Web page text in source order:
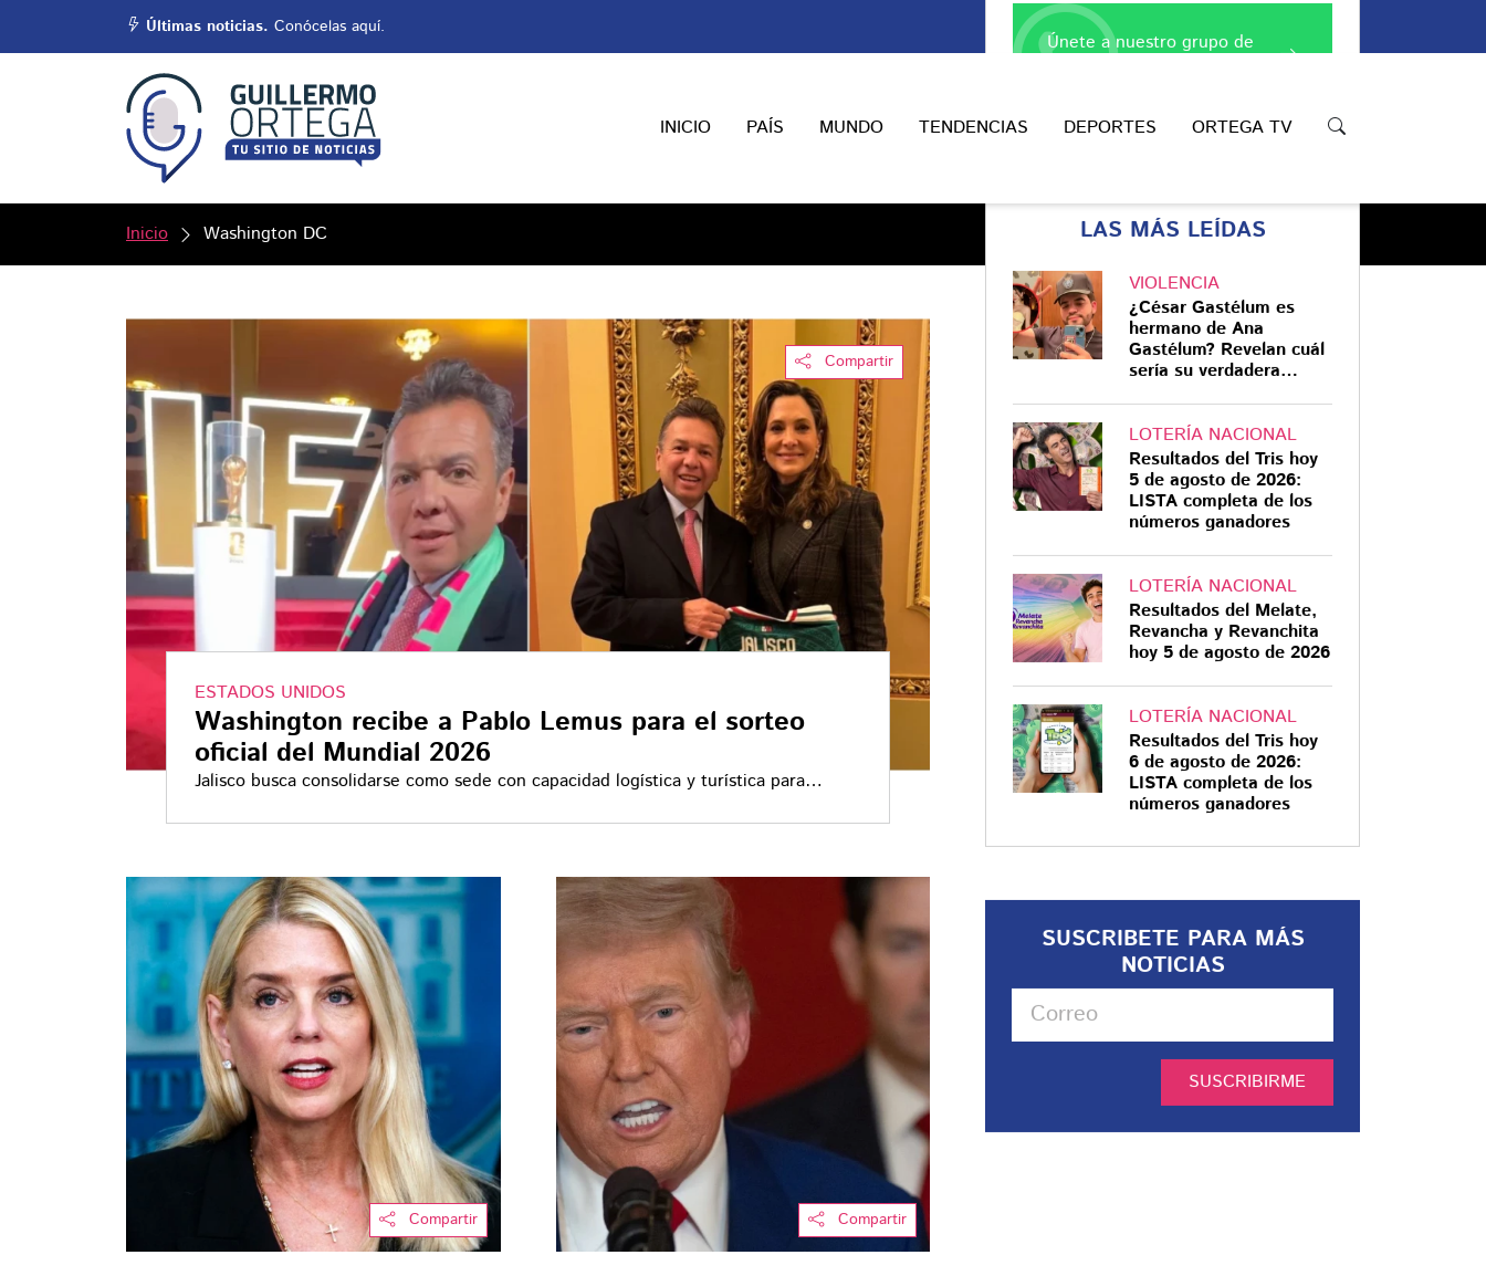
Últimas noticias. Conócelas aquí.
INICIO PAÍS MUNDO TENDENCIAS DEPORTES ORTEGA TV
Inicio Washington DC
Compartir
ESTADOS UNIDOS
Washington recibe a Pablo Lemus para el sorteo
oficial del Mundial 2026
Jalisco busca consolidarse como sede con capacidad logística y turística para
Compartir
TRANSMISIÓN
Simón Levy muestra
el Capitolio, pero lo
ubican en Portugal:
pistas del supuesto
montaje | VIDEO
Simón Levy y el supuesto fondo
falso: así descubrieron que no
Compartir Compartir
Únete a nuestro grupo de
LAS MÁS LEÍDAS
VIOLENCIA
¿César Gastélum es
hermano de Ana
Gastélum? Revelan cuál
sería su verdadera
LOTERÍA NACIONAL
Resultados del Tris hoy
5 de agosto de 2026:
LISTA completa de los
números ganadores
LOTERÍA NACIONAL
Resultados del Melate,
Revancha y Revanchita
hoy 5 de agosto de 2026
LOTERÍA NACIONAL
Resultados del Tris hoy
6 de agosto de 2026:
LISTA completa de los
números ganadores
SUSCRIBETE PARA MÁS
NOTICIAS
SUSCRIBIRME